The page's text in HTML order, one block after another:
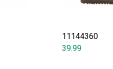
11144360
39.99